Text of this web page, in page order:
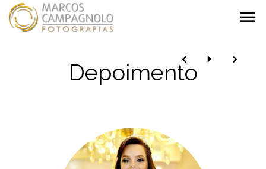
menu
Depoimento